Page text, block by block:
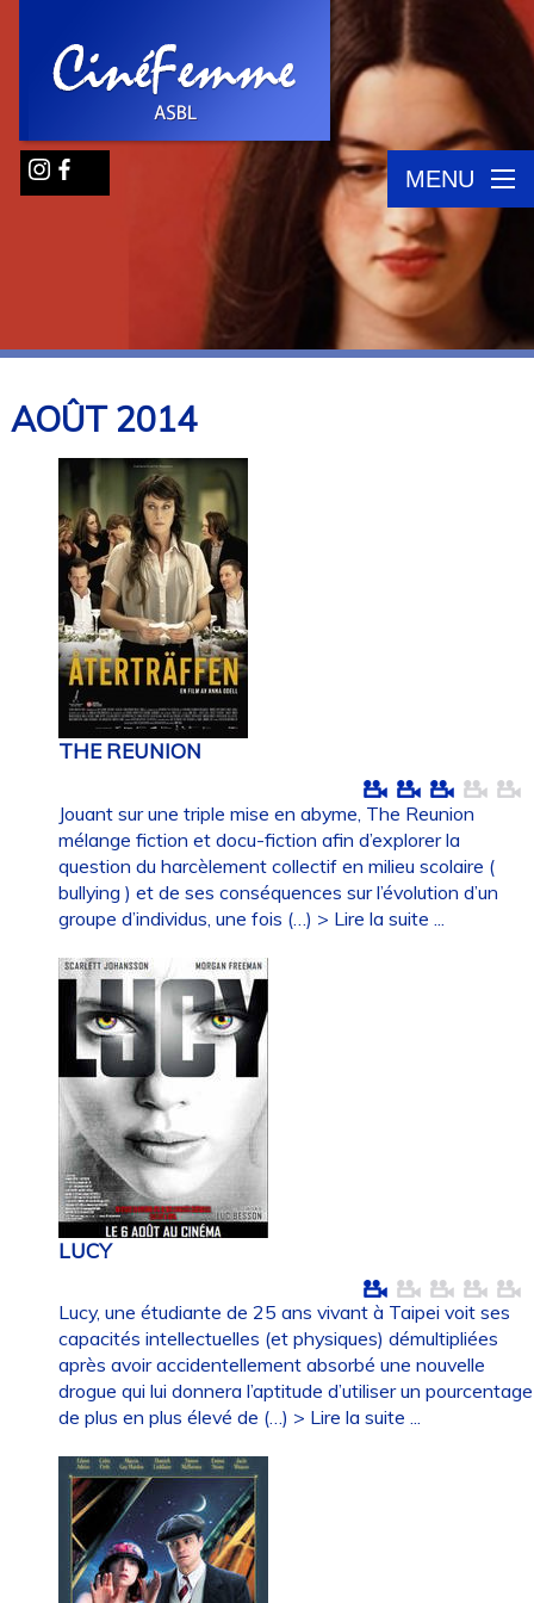
MENU
AOÛT2014
THE REUNION
Jouant sur une triple mise en abyme, The Reunion
mélange fiction et docu-fiction afin d’explorer la
question du harcèlement collectif en milieu scolaire (
bullying ) et de ses conséquences sur l’évolution d’un
groupe d’individus, une fois (…) > Lire la suite ...
LUCY
Lucy, une étudiante de 25 ans vivant à Taipei voit ses
capacités intellectuelles (et physiques) démultipliées
après avoir accidentellement absorbé une nouvelle
drogue qui lui donnera l’aptitude d’utiliser un pourcentage
de plus en plus élevé de (…) > Lire la suite ...